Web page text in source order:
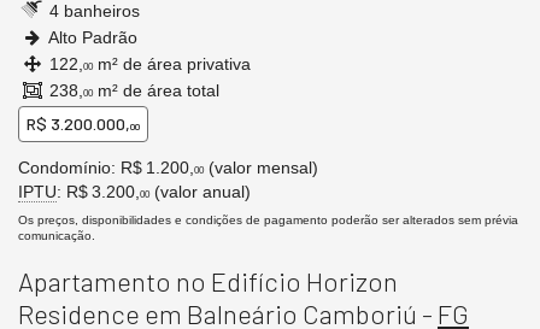
4 banheiros
Alto Padrão
122, 00 m² de área privativa
238, 00 m² de área total
R$ 3.200.000,00
Condomínio: R$ 1.200, 00 (valor mensal)
IPTU: R$ 3.200, 00 (valor anual)
Os preços, disponibilidades e condições de pagamento poderão ser alterados sem prévia
comunicação.
Apartamento no Edifício Horizon
Residence em Balneário Camboriú - FG